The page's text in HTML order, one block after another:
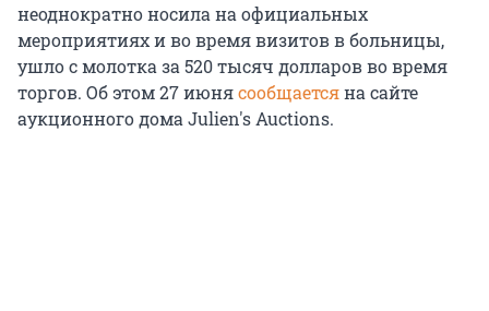
неоднократно носила на официальных
мероприятиях и во время визитов в больницы,
ушло с молотка за 520 тысяч долларов во время
торгов. Об этом 27 июнясообщаетсяна сайте
аукционного дома Julien's Auctions.